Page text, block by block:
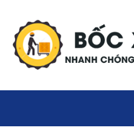
content